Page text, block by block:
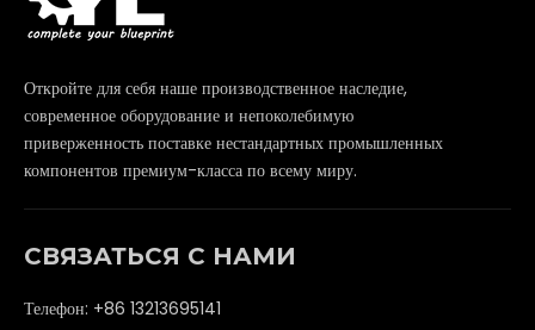
Откройте для себя наше производственное наследие,
современное оборудование и непоколебимую
приверженность поставке нестандартных промышленных
компонентов премиум-класса по всему миру.
СВЯЗАТЬСЯ С НАМИ
Телефон: +86 13213695141